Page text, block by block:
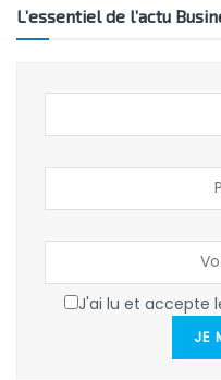
L’essentiel de l’actu
J'ai lu et accepte
JE